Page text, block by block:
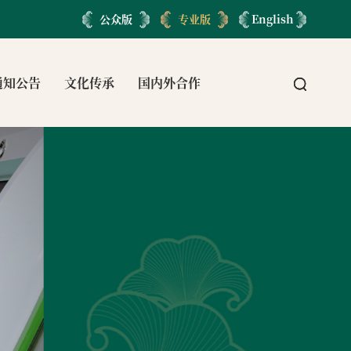
公众版 专业版 English
公告 文化传承 国内外合作